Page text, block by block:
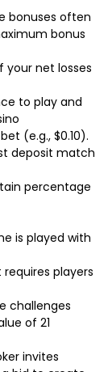
bonuses often
bonus
your net losses
to play and
(e.g., $0.10).
deposit match
percentage
is played with
players
challenges
of 21
invites